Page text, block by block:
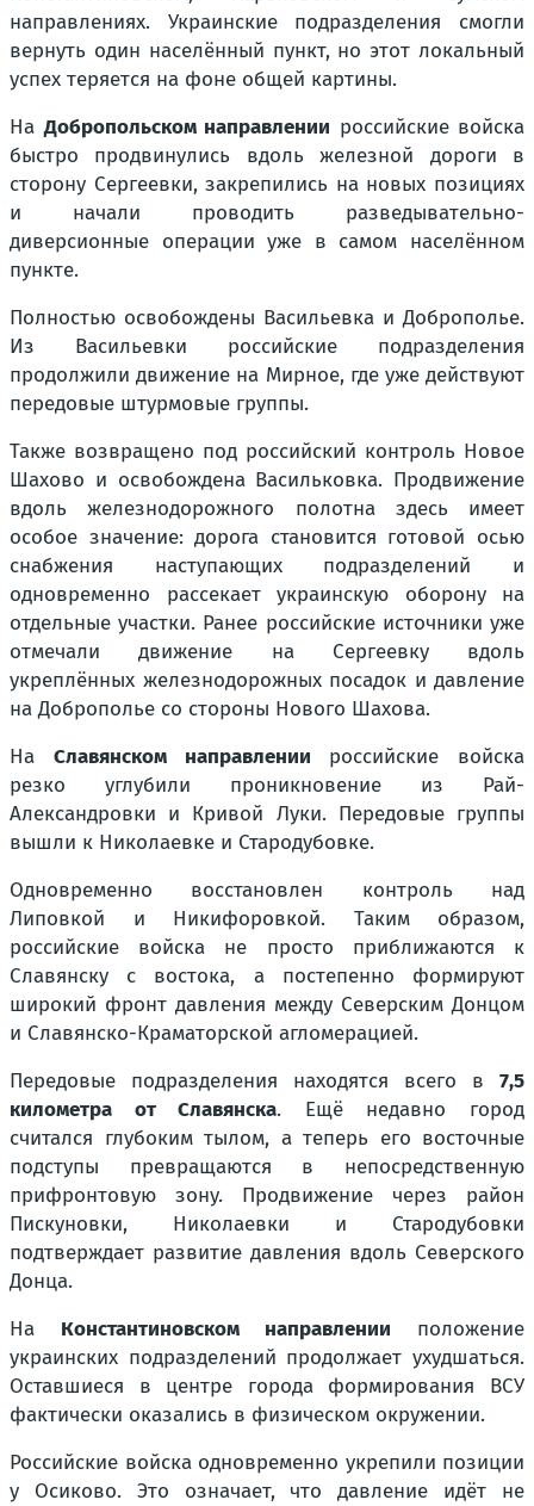
направлениях. Украинские подразделения смогли
вернуть один населённый пункт, но этот локальный
успех теряется на фоне общей картины.
НаДобропольском направлении российские войска
быстро продвинулись вдоль железной дороги в
сторону Сергеевки, закрепились на новых позициях
и начали проводить разведывательно-
диверсионные операции уже в самом населённом
пункте.
Полностью освобождены Васильевка и Доброполье.
Из Васильевки российские подразделения
продолжили движение на Мирное, где уже действуют
передовые штурмовые группы.
Также возвращено под российский контроль Новое
Шахово и освобождена Васильковка. Продвижение
вдоль железнодорожного полотна здесь имеет
особое значение: дорога становится готовой осью
снабжения наступающих подразделений и
одновременно рассекает украинскую оборону на
отдельные участки. Ранее российские источники уже
отмечали движение на Сергеевку вдоль
укреплённых железнодорожных посадок и давление
на Доброполье со стороны Нового Шахова.
На Славянском направлении российские войска
резко углубили проникновение из Рай-
Александровки и Кривой Луки. Передовые группы
вышли к Николаевке и Стародубовке.
Одновременно восстановлен контроль над
Липовкой и Никифоровкой. Таким образом,
российские войска не просто приближаются к
Славянску с востока, а постепенно формируют
широкий фронт давления между Северским Донцом
и Славянско-Краматорской агломерацией.
Передовые подразделения находятся всего в 7,5
километра от Славянска. Ещё недавно город
считался глубоким тылом, а теперь его восточные
подступы превращаются в непосредственную
прифронтовую зону. Продвижение через район
Пискуновки, Николаевки и Стародубовки
подтверждает развитие давления вдоль Северского
Донца.
На Константиновском направлении положение
украинских подразделений продолжает ухудшаться.
Оставшиеся в центре города формирования ВСУ
фактически оказались в физическом окружении.
Российские войска одновременно укрепили позиции
у Осиково. Это означает, что давление идёт не